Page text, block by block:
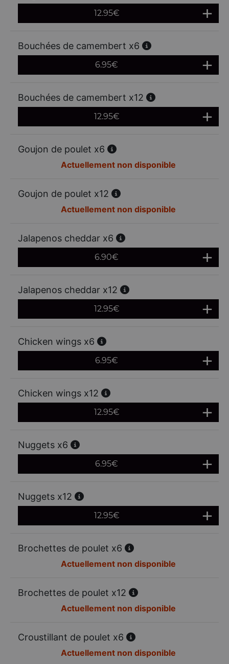
12.95€
Bouchées de camembert x6
6.95€
Bouchées de camembert x12
12.95€
Goujon de poulet x6
Actuellement non disponible
Goujon de poulet x12
Actuellement non disponible
Jalapenos cheddar x6
6.90€
Jalapenos cheddar x12
12.95€
Chicken wings x6
6.95€
Chicken wings x12
12.95€
Nuggets x6
6.95€
Nuggets x12
12.95€
Brochettes de poulet x6
Actuellement non disponible
Brochettes de poulet x12
Actuellement non disponible
Croustillant de poulet x6
Actuellement non disponible